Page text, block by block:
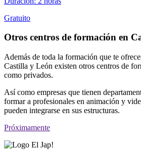
Gratuito
Otros centros de formación en
Además de toda la formación que te
Castilla y León existen otros centros de
como privados.
Así como empresas que tienen
formar a profesionales en animación y
pueden integrarse en sus estructuras.
Próximamente